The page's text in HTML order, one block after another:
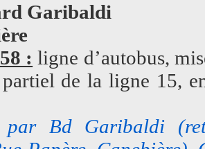
Garibaldi
: ligne d’autobus,
de la ligne 15,
par Bd Garibaldi